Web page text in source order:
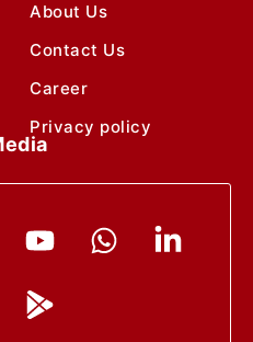
About Us
Contact Us
Career
Privacy policy